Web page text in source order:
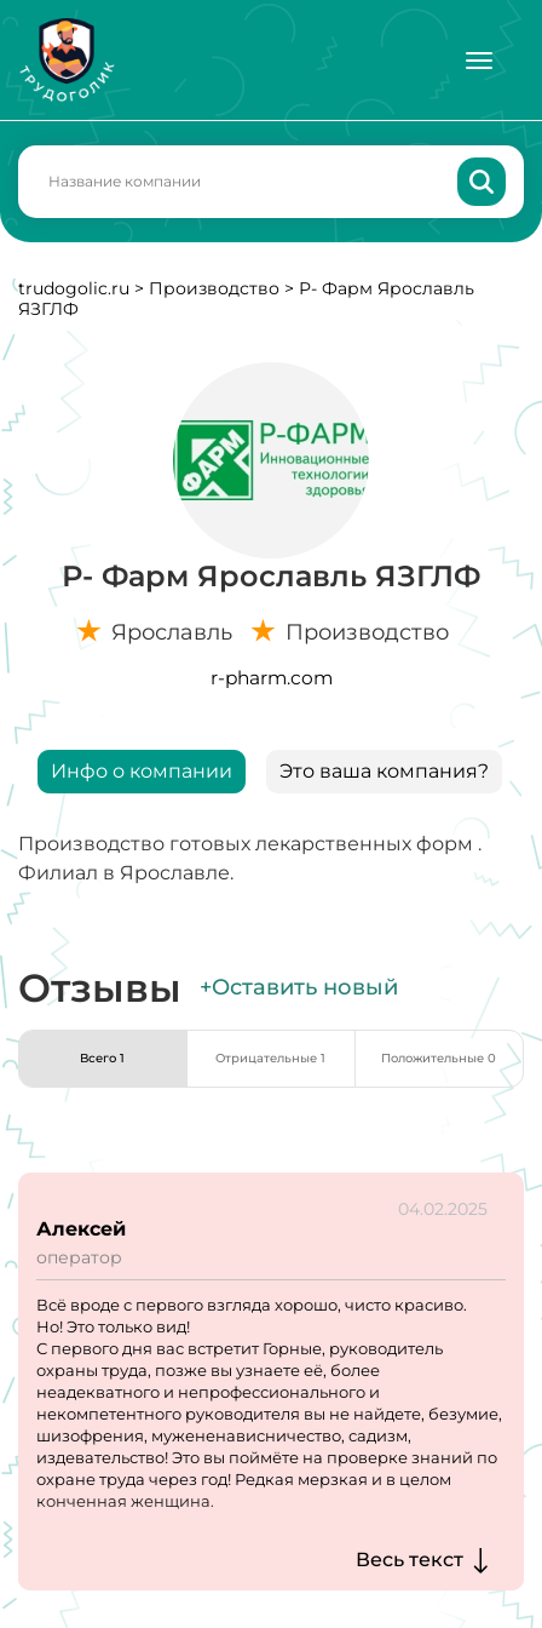
trudogolic.ru > Производство > Р- Фарм Ярославль
ЯЗГЛФ
Р- Фарм Ярославль ЯЗГЛФ
Ярославль Производство
r-pharm.com
Инфо о компании Это ваша компания?
Производство готовых лекарственных форм .
Филиал в Ярославле.
Отзывы +Оставить новый
Всего 1 Отрицательные 1 Положительные 0
04.02.2025
Алексей
оператор
Всё вроде с первого взгляда хорошо, чисто красиво.
Но! Это только вид!
С первого дня вас встретит Горные, руководитель
охраны труда, позже вы узнаете её, более
неадекватного и непрофессионального и
некомпетентного руководителя вы не найдете, безумие,
шизофрения, мужененависничество, садизм,
издевательство! Это вы поймёте на проверке знаний по
охране труда через год! Редкая мерзкая и в целом
конченная женщина.
Далее, каждый год идут сокращения, на сезон набирают,
выжимают, а потом прощаются, нет стабильности, нет
гарантий, рассчитывать на долгосрочную работу можно,
если только вы будете выкладываться во всем и
Весь текст